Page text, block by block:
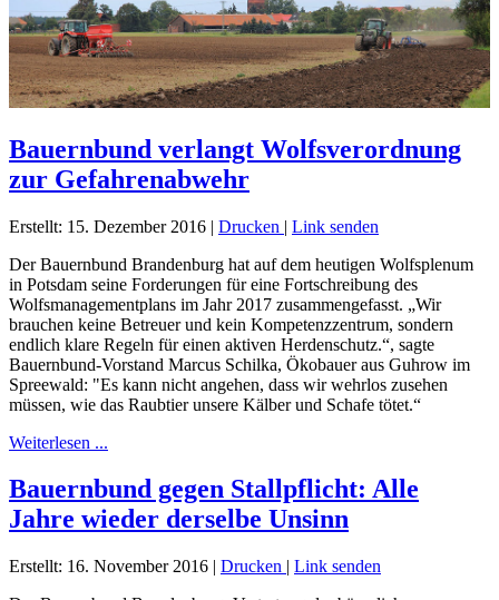
Bauernbund verlangt Wolfsverordnung
zur Gefahrenabwehr
Erstellt: 15. Dezember 2016 | Drucken | Link senden
Der Bauernbund Brandenburg hat auf dem heutigen Wolfsplenum
in Potsdam seine Forderungen für eine Fortschreibung des
Wolfsmanagementplans im Jahr 2017 zusammengefasst. „Wir
brauchen keine Betreuer und kein Kompetenzzentrum, sondern
endlich klare Regeln für einen aktiven Herdenschutz.“, sagte
Bauernbund-Vorstand Marcus Schilka, Ökobauer aus Guhrow im
Spreewald: "Es kann nicht angehen, dass wir wehrlos zusehen
müssen, wie das Raubtier unsere Kälber und Schafe tötet.“
Weiterlesen ...
Bauernbund gegen Stallpflicht: Alle
Jahre wieder derselbe Unsinn
Erstellt: 16. November 2016 | Drucken | Link senden